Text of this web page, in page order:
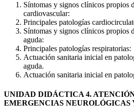
Síntomas y signos clínicos propios
cardiovascular:
Principales patologías
Síntomas y signos clínicos propios
aguda:
Principales patologías respiratorias:
Actuación sanitaria inicial en
aguda.
Actuación sanitaria inicial en
UNIDAD DIDÁCTICA 4.
EMERGENCIAS NEUROLÓGICAS